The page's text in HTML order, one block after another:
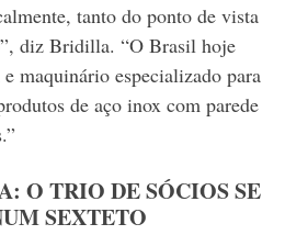
tanto do ponto de vista
diz Bridilla. “O Brasil hoje
maquinário especializado para
de aço inox com parede
O TRIO DE SÓCIOS SE
SEXTETO